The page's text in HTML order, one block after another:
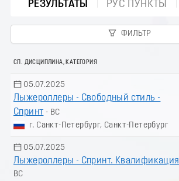
РЕЗУЛЬТАТЫ РУС ПУНКТЫ
ФИЛЬТР
СП. ДИСЦИПЛИНА, КАТЕГОРИЯ
05.07.2025
Лыжероллеры - Свободный стиль -
Спринт - ВС
г. Санкт-Петербург, Санкт-Петербург
05.07.2025
Лыжероллеры - Спринт. Квалификация
ВС